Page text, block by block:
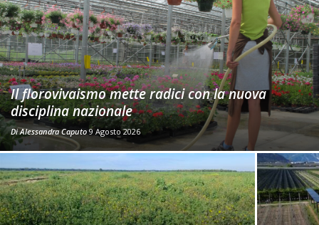
Il florovivaismo mette radici con la nuova
disciplina nazionale
DiAlessandra Caputo 9 Agosto 2026